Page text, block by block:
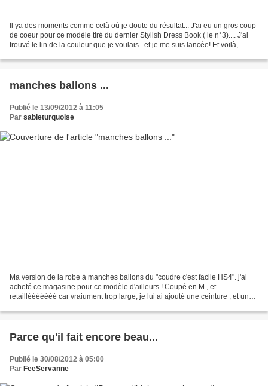
Il ya des moments comme celà où je doute du résultat... J'ai eu un gros coup
de coeur pour ce modèle tiré du dernier Stylish Dress Book ( le n°3).... J'ai
trouvé le lin de la couleur que je voulais...et je me suis lancée! Et voilà,
manches ballons ...
Publié le 13/09/2012 à 11:05
Par sableturquoise
Ma version de la robe à manches ballons du "coudre c'est facile HS4". j'ai
acheté ce magasine pour ce modèle d'ailleurs ! Coupé en M , et
retaillééééééé car vraiument trop large, je lui ai ajouté une ceinture , et une
Parce qu'il fait encore beau...
Publié le 30/08/2012 à 05:00
Par FeeServanne